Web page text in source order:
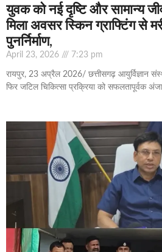
युवक को नई दृष्टि और सामान्य
मिला अवसर स्किन ग्राफ्टिंग से
पुनर्निर्माण,
April 23, 2026 7:23 pm
रायपुर, 23 अप्रैल 2026/ छत्तीसगढ़ आयुर्विज्ञान
फिर जटिल चिकित्सा प्रक्रिया को सफलतापूर्वक